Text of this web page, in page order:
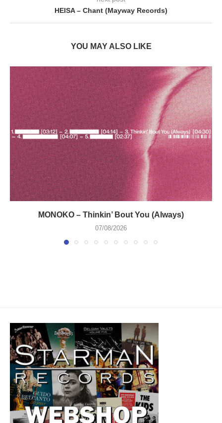
HEISA – Chant (Mayway Records)
YOU MAY ALSO LIKE
MONOKO – Thinkin’ Bout You (Always)
07/08/2026